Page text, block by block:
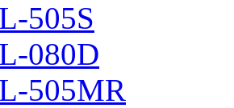
505S
080D
505MR